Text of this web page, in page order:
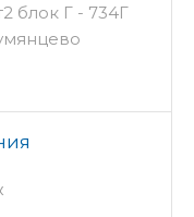
блок Г - 734Г